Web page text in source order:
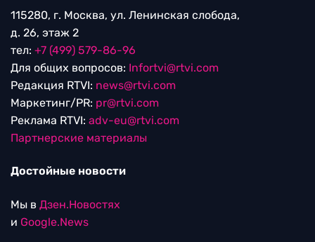
115280, г. Москва, ул. Ленинская слобода,
д. 26, этаж 2
тел: +7 (499) 579-86-96
Для общих вопросов: Infortvi@rtvi.com
Редакция RTVI: news@rtvi.com
Маркетинг/PR: pr@rtvi.com
Реклама RTVI: adv-eu@rtvi.com
Партнерские материалы
Достойные новости
Мы в Дзен.Новостях
и Google.News